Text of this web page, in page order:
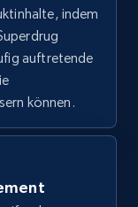
and
indem
auftretende
können.